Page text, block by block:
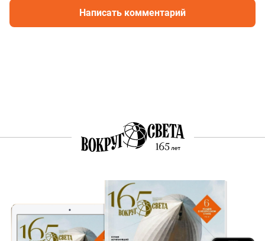
Написать комментарий